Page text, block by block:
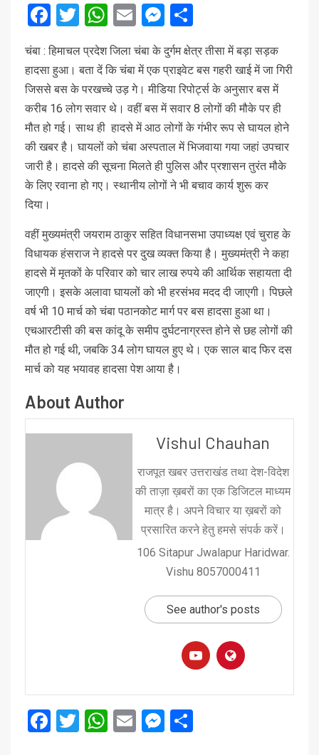
Facebook
Twitter
WhatsApp
EmailMessenger
चंबा : हिमाचल प्रदेश जिला चंबा के दुर्गम क्षेत्र तीसा में बड़ा सड़क
हादसा हुआ। बता दें कि चंबा में एक प्राइवेट बस गहरी खाई में जा गिरी
जिससे बस के परखच्चे उड़ गे। मीडिया रिपोर्ट्स के अनुसार बस में
करीब 16 लोग सवार थे। वहीं बस में सवार 8 लोगों की मौके पर ही
मौत हो गई। साथ ही हादसे में आठ लोगों के गंभीर रूप से घायल होने
की खबर है। घायलों को चंबा अस्‍पताल में भिजवाया गया जहां उपचार
जारी है। हादसे की सूचना मिलते ही पुलिस और प्रशासन तुरंत मौके
के लिए रवाना हो गए। स्‍थानीय लोगों ने भी बचाव कार्य शुरू कर
दिया।
वहीं मुख्‍यमंत्री जयराम ठाकुर सहित विधानसभा उपाध्‍यक्ष एवं चुराह के
विधायक हंसराज ने हादसे पर दुख व्‍यक्‍त किया है। मुख्‍यमंत्री ने कहा
हादसे में मृतकों के परिवार को चार लाख रुपये की आर्थिक सहायता दी
जाएगी। इसके अलावा घायलों को भी हरसंभव मदद दी जाएगी। पिछले
वर्ष भी 10 मार्च को चंबा पठानकोट मार्ग पर बस हादसा हुआ था।
एचआरटीसी की बस कांदू के समीप दुर्घटनाग्रस्त होने से छह लोगों की
मौत हो गई थी, जबकि 34 लोग घायल हुए थे। एक साल बाद फ‍िर दस
मार्च को यह भयावह हादसा पेश आया है।
About Author
Vishul Chauhan
राजपूत खबर उत्तराखंड तथा देश-विदेश
की ताज़ा ख़बरों का एक डिजिटल माध्यम
मात्र है। अपने विचार या ख़बरों को
प्रसारित करने हेतु हमसे संपर्क करें।
106 Sitapur Jwalapur Haridwar.
Vishu 8057000411
See author's posts
Facebook
Twitter
WhatsApp
EmailMessenger